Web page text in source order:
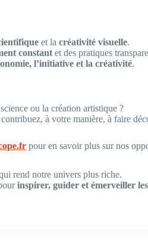
et la créativité visuelle.
constant et des pratiques
l’initiative et la créativité.
ou la création artistique ?
contribuez, à votre manière, à faire
pour en savoir plus sur nos
rend notre univers plus riche.
inspirer, guider et émerveiller